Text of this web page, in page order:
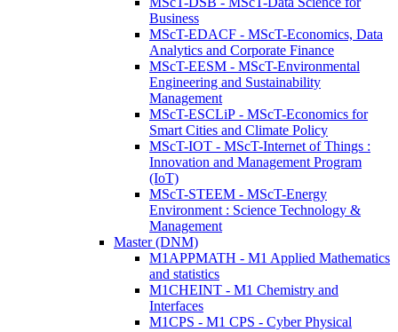
Business
MScT-EDACF - MScT-Economics, Data
Analytics and Corporate Finance
MScT-EESM - MScT-Environmental
Engineering and Sustainability
Management
MScT-ESCLiP - MScT-Economics for
Smart Cities and Climate Policy
MScT-IOT - MScT-Internet of Things :
Innovation and Management Program
(IoT)
MScT-STEEM - MScT-Energy
Environment : Science Technology &
Management
Master (DNM)
M1APPMATH - M1 Applied Mathematics
and statistics
M1CHEINT - M1 Chemistry and
Interfaces
M1CPS - M1 CPS - Cyber Physical